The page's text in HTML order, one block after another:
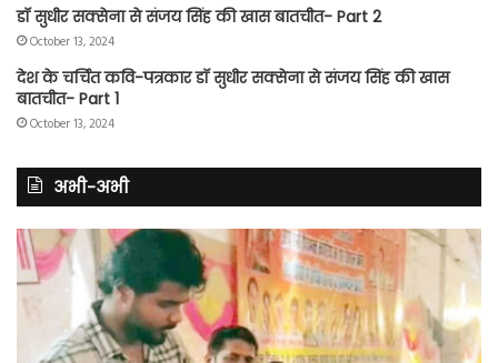
डॉ सुधीर सक्सेना से संजय सिंह की खास बातचीत- Part 2
October 13, 2024
देश के चर्चित कवि-पत्रकार डॉ सुधीर सक्सेना से संजय सिंह की खास
बातचीत- Part 1
October 13, 2024
अभी-अभी